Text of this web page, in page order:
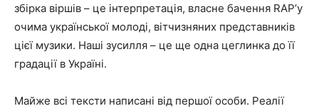
збірка віршів – це інтерпретація, власне бачення RAP’у
очима української молоді, вітчизняних представників
цієї музики. Наші зусилля – це ще одна цеглинка до її
градації в Україні.
Майже всі тексти написані від першої особи. Реалії